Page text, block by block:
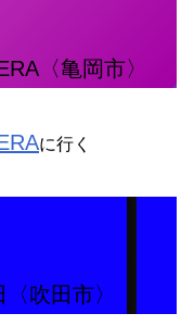
〈亀岡市〉
に行く
吹田市〉